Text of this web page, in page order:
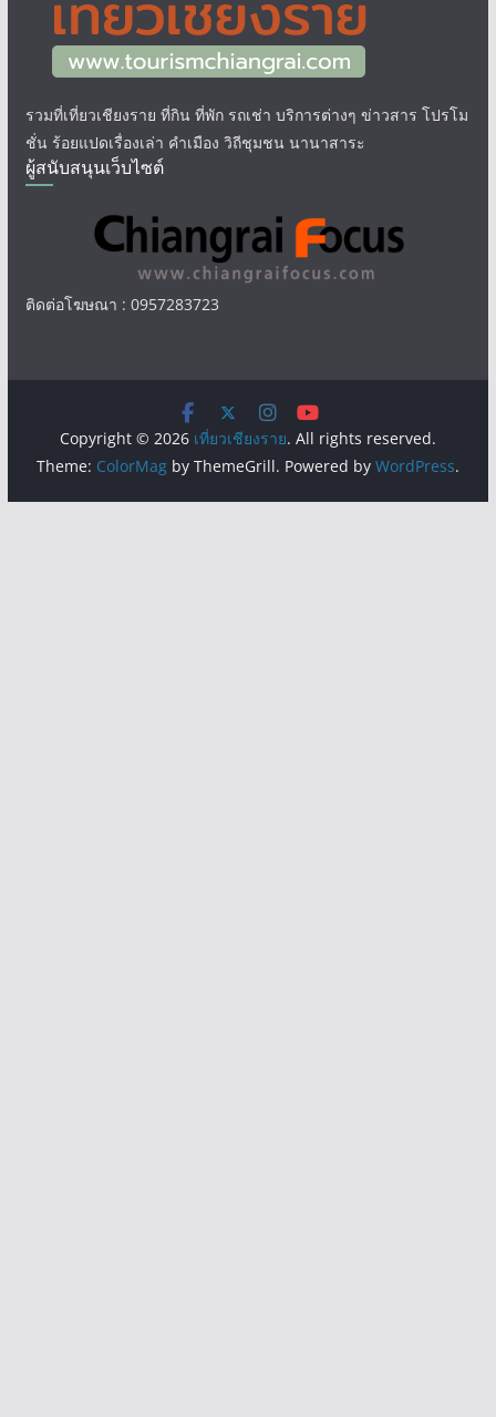
รวมที่เที่ยวเชียงราย ที่กิน ที่พัก รถเช่า บริการต่างๆ ข่าวสาร โปรโม
ชั่น ร้อยแปดเรื่องเล่า คำเมือง วิถีชุมชน นานาสาระ
ผู้สนับสนุนเว็บไซต์
ติดต่อโฆษณา : 0957283723
Copyright © 2026 เที่ยวเชียงราย. All rights reserved.
Theme: ColorMagby ThemeGrill. Powered by WordPress.